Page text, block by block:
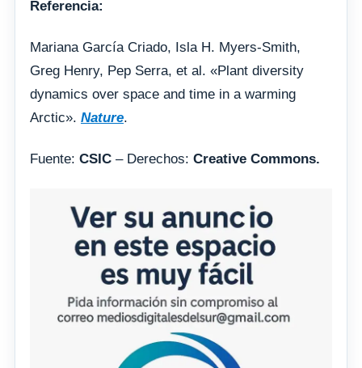
Referencia:
Mariana García Criado, Isla H. Myers-Smith,
Greg Henry, Pep Serra, et al. «Plant diversity
dynamics over space and time in a warming
Arctic». Nature.
Fuente: CSIC – Derechos: Creative Commons.